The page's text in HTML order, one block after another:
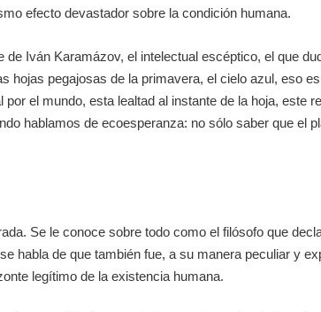
efecto devastador sobre la condición humana.
Iván Karamázov, el intelectual escéptico, el que
hojas pegajosas de la primavera, el cielo azul, eso
por el mundo, esta lealtad al instante de la hoja, este
hablamos de ecoesperanza: no sólo saber que el
Se le conoce sobre todo como el filósofo que
habla de que también fue, a su manera peculiar y
legítimo de la existencia humana.